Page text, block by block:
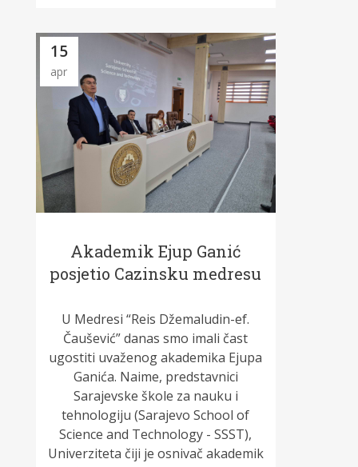
15
apr
Akademik Ejup Ganić
posjetio Cazinsku medresu
U Medresi “Reis Džemaludin-ef.
Čaušević” danas smo imali čast
ugostiti uvaženog akademika Ejupa
Ganića. Naime, predstavnici
Sarajevske škole za nauku i
tehnologiju (Sarajevo School of
Science and Technology - SSST),
Univerziteta čiji je osnivač akademik